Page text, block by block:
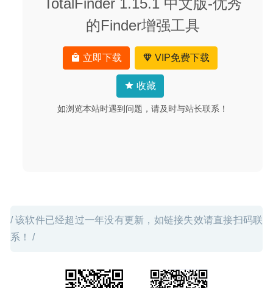
TotalFinder 1.15.1 中文版-优秀
的Finder增强工具
立即下载 VIP免费下载
收藏
如浏览本站时遇到问题，请及时与站长联系！
/ 该软件已经超过一年没有更新，如链接失效请直接扫码联
系！ /
微信小助手 2.6.8 中文版-微信登录免认证消息防撤回及微信
2020-09-20
Loop Mash Up 1.2.17 – 音乐创作软件 2026-03-26
Colibri 2.2.0 – 优秀的无损音乐播放器